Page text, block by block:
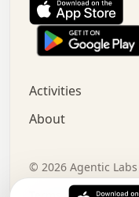
.   .   .   .   .
.   .   .   .   .
.   .   :   o   .
.   o   .   .   .
+   .   o   .
.   +   .   .   .
.   .   .   .   .
Activities
About
© 2026 Agentic